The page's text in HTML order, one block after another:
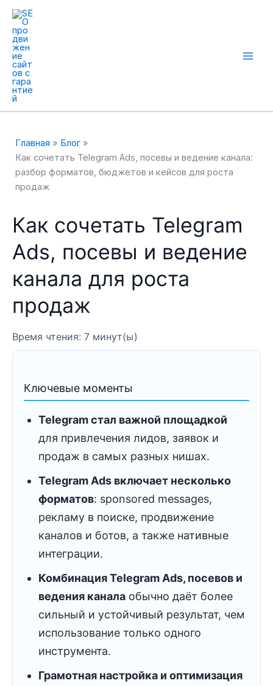
Перейти
содержимому
Главная
Блог
Как сочетать Telegram Ads, посевы и ведение канала:
разбор форматов, бюджетов и кейсов для роста
продаж
Как сочетать Telegram
Ads, посевы и ведение
канала для роста
продаж
Время чтения: 7 минут(ы)
Ключевые моменты
Telegram стал важной площадкой
для привлечения лидов, заявок и
продаж в самых разных нишах.
Telegram Ads включает несколько
форматов: sponsored messages,
рекламу в поиске, продвижение
каналов и ботов, а также нативные
интеграции.
Комбинация Telegram Ads, посевов и
ведения канала обычно даёт более
сильный и устойчивый результат, чем
использование только одного
инструмента.
Грамотная настройка и оптимизация